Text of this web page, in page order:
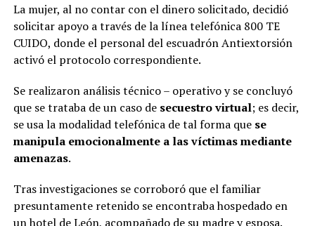
La mujer, al no contar con el dinero solicitado, decidió
solicitar apoyo a través de la línea telefónica 800 TE
CUIDO, donde el personal del escuadrón Antiextorsión
activó el protocolo correspondiente.
Se realizaron análisis técnico – operativo y se concluyó
que se trataba de un caso de secuestro virtual; es decir,
se usa la modalidad telefónica de tal forma que se
manipula emocionalmente a las víctimas mediante
amenazas.
Tras investigaciones se corroboró que el familiar
presuntamente retenido se encontraba hospedado en
un hotel de León, acompañado de su madre y esposa.